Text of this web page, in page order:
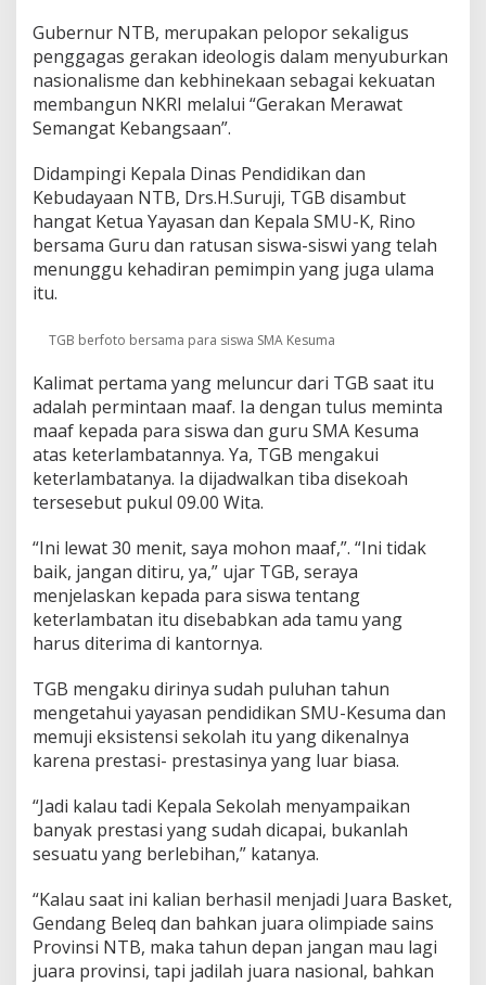
l
Q
u
r
a
e
n
d
a
a
e
k
u
n
u
n
k
S
e
k
l
a
K
a
t
o
l
k
Gubernur NTB, merupakan pelopor sekaligus
penggagas gerakan ideologis dalam menyuburkan
nasionalisme dan kebhinekaan sebagai kekuatan
membangun NKRI melalui “Gerakan Merawat
Semangat Kebangsaan”.
Didampingi Kepala Dinas Pendidikan dan
Kebudayaan NTB, Drs.H.Suruji, TGB disambut
hangat Ketua Yayasan dan Kepala SMU-K, Rino
bersama Guru dan ratusan siswa-siswi yang telah
menunggu kehadiran pemimpin yang juga ulama
itu.
TGB berfoto bersama para siswa SMA Kesuma
Kalimat pertama yang meluncur dari TGB saat itu
adalah permintaan maaf. Ia dengan tulus meminta
maaf kepada para siswa dan guru SMA Kesuma
atas keterlambatannya. Ya, TGB mengakui
keterlambatanya. Ia dijadwalkan tiba disekoah
tersesebut pukul 09.00 Wita.
“Ini lewat 30 menit, saya mohon maaf,”. “Ini tidak
baik, jangan ditiru, ya,” ujar TGB, seraya
menjelaskan kepada para siswa tentang
keterlambatan itu disebabkan ada tamu yang
harus diterima di kantornya.
TGB mengaku dirinya sudah puluhan tahun
mengetahui yayasan pendidikan SMU-Kesuma dan
memuji eksistensi sekolah itu yang dikenalnya
karena prestasi- prestasinya yang luar biasa.
“Jadi kalau tadi Kepala Sekolah menyampaikan
banyak prestasi yang sudah dicapai, bukanlah
sesuatu yang berlebihan,” katanya.
“Kalau saat ini kalian berhasil menjadi Juara Basket,
Gendang Beleq dan bahkan juara olimpiade sains
Provinsi NTB, maka tahun depan jangan mau lagi
juara provinsi, tapi jadilah juara nasional, bahkan